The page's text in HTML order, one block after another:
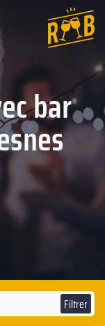
bar
Filtrer